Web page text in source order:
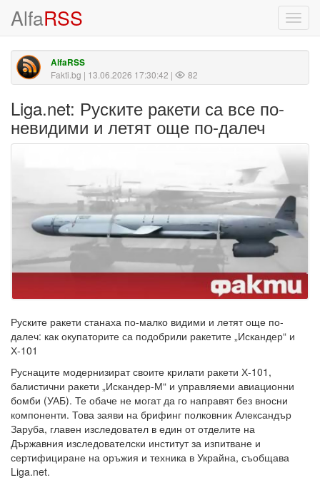
AlfaRSS
AlfaRSS
Fakti.bg | 13.06.2026 17:30:42 | 82
Liga.net: Руските ракети са все по-
невидими и летят още по-далеч
Руските ракети станаха по-малко видими и летят още по-
далеч: как окупаторите са подобрили ракетите „Искандер“ и
Х-101
Руснаците модернизират своите крилати ракети Х-101,
балистични ракети „Искандер-М“ и управляеми авиационни
бомби (УАБ). Те обаче не могат да го направят без вносни
компоненти. Това заяви на брифинг полковник Александър
Заруба, главен изследовател в един от отделите на
Държавния изследователски институт за изпитване и
сертифициране на оръжия и техника в Украйна, съобщава
Liga.net.